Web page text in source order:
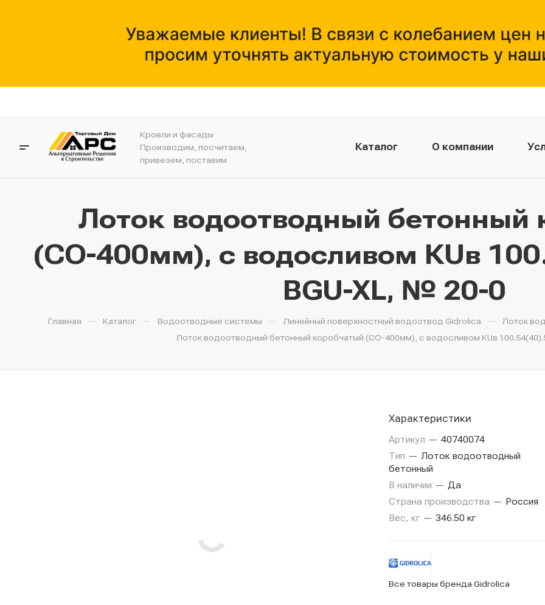
Кровли и фасады
Производим, посчитаем,
привезем, поставим
Каталог О компании
Лоток водоотводный бетонный
(СО-400мм), с водосливом КUв
BGU-XL, № 20-0
Главная — Каталог — Водоотводные системы — Линейный поверхностный водоотвод Gidrolica —
Лоток
Лоток водоотводный бетонный коробчатый (СО-400мм), с водосливом КUв
Характеристики
Артикул — 40740074
Тип — Лоток водоотводный
бетонный
В наличии — Да
Страна производства — Россия
Вес, кг — 346.50 кг
Все товары бренда Gidrolica